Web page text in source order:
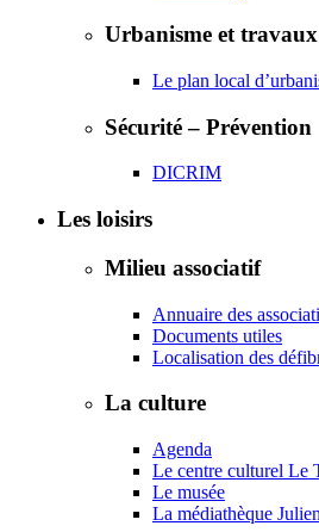
Urbanisme et travaux
Le plan local
Sécurité – Prévention
DICRIM
Les loisirs
Milieu associatif
Annuaire des
Documents utiles
Localisation des
La culture
Agenda
Le centre culturel Le
Le musée
La médiathèque